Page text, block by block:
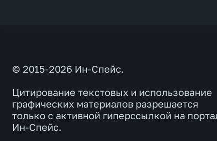
© 2015-2026 Ин-Спейс.
Цитирование текстовых и использование
графических материалов разрешается
только с активной гиперссылкой на
Ин-Спейс.